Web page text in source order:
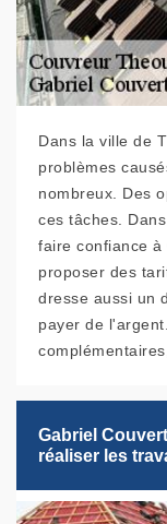
Dans la ville de
problèmes
nombreux. Des
ces tâches.
faire confiance
proposer des
dresse aussi un
payer de
Gabriel
réaliser les